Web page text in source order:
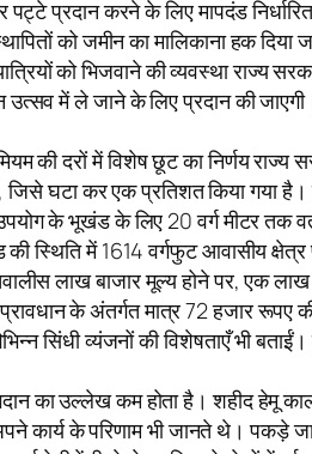
पट्टे प्रदान करने के लिए मापदंड
को जमीन का मालिकाना हक दिया
को भिजवाने की व्यवस्था राज्य
उत्सव में ले जाने के लिए प्रदान की
की दरों में विशेष छूट का निर्णय
जिसे घटा कर एक प्रतिशत किया गया
के भूखंड के लिए 20 वर्ग मीटर तक
की स्थिति में 1614 वर्गफुट आवासीय
लाख बाजार मूल्य होने पर, एक
के अंतर्गत मात्र 72 हजार रूपए
सिंधी व्यंजनों की विशेषताएँ भी
का उल्लेख कम होता है। शहीद हेमू
कार्य के परिणाम भी जानते थे। पकड़े